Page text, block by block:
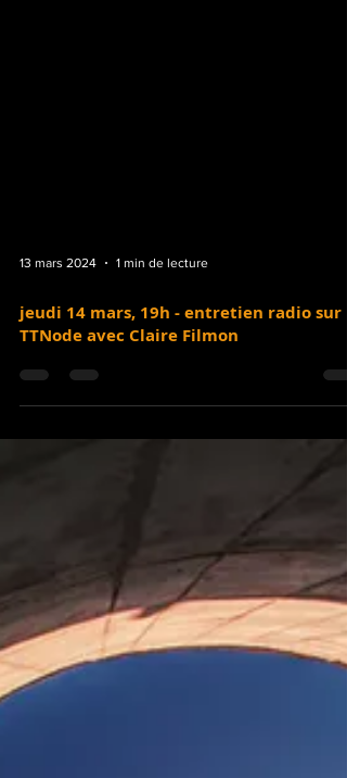
jeudi 14 mars, 19h - entretien radio sur
TTNode avec Claire Filmon